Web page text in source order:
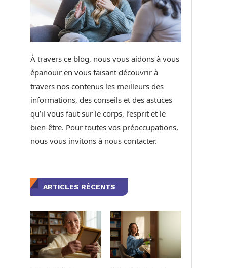
À travers ce blog, nous vous aidons à vous
épanouir en vous faisant découvrir à
travers nos contenus les meilleurs des
informations, des conseils et des astuces
qu’il vous faut sur le corps, l’esprit et le
bien-être. Pour toutes vos préoccupations,
nous vous invitons à nous contacter.
ARTICLES RÉCENTS